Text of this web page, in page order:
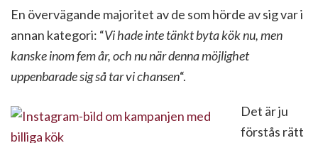
En övervägande majoritet av de som hörde av sig var i
annan kategori: “Vi hade inte tänkt byta kök nu, men
kanske inom fem år, och nu när denna möjlighet
uppenbarade sig så tar vi chansen“.
Det är ju
förstås rätt